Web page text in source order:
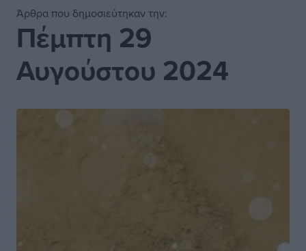
Άρθρα που δημοσιεύτηκαν την:
Πέμπτη 29
Αυγούστου 2024